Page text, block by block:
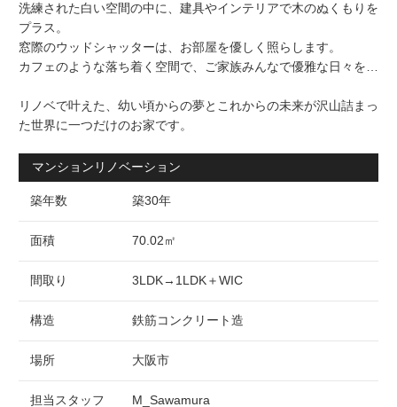
洗練された白い空間の中に、建具やインテリアで木のぬくもりを
プラス。
窓際のウッドシャッターは、お部屋を優しく照らします。
カフェのような落ち着く空間で、ご家族みんなで優雅な日々を…
リノベで叶えた、幼い頃からの夢とこれからの未来が沢山詰まっ
た世界に一つだけのお家です。
マンションリノベーション
築年数 築30年
面積 70.02㎡
間取り 3LDK→1LDK＋WIC
構造 鉄筋コンクリート造
場所 大阪市
担当スタッフ M_Sawamura